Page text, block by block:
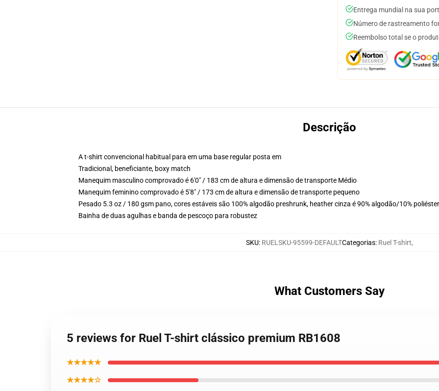
Entrega mundial na sua
Número de rastreamento
Reembolso total se o
Descrição
A t-shirt convencional habitual para em uma base regular posta em
Tradicional, beneficiante, boxy match
Manequim masculino comprovado é 6'0" / 183 cm de altura e dimensão de transporte Médio
Manequim feminino comprovado é 5'8" / 173 cm de altura e dimensão de transporte pequeno
Pesado 5.3 oz / 180 gsm pano, cores estáveis são 100% algodão preshrunk, heather cinza é 90% algodão/10%
Bainha de duas agulhas e banda de pescoço para robustez
SKU: RUELSKU-95599-DEFAULTCategorias: Ruel T-shirt,
What Customers Say
5 reviews for Ruel T-shirt clássico premium RB1608
★★★★★
★★★★☆